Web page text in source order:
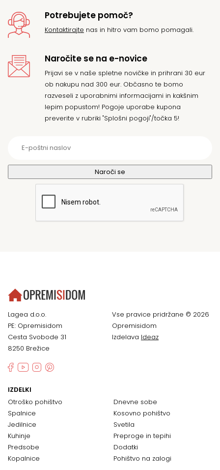
Potrebujete pomoč?
Kontaktirajte nas in hitro vam bomo pomagali.
Naročite se na e-novice
Prijavi se v naše spletne novičke in prihrani 30 eur
ob nakupu nad 300 eur. Občasno te bomo
razveseli z uporabnimi informacijami in kakšnim
lepim popustom! Pogoje uporabe kupona
preverite v rubriki "Splošni pogoji"/točka 5!
Lagea d.o.o.
PE: Opremisidom
Cesta Svobode 31
8250 Brežice
Vse pravice pridržane © 2026
Opremisidom
Izdelava Ideaz
IZDELKI
Otroško pohištvo
Spalnice
Jedilnice
Kuhinje
Predsobe
Kopalnice
Dnevne sobe
Kosovno pohištvo
Svetila
Preproge in tepihi
Dodatki
Pohištvo na zalogi